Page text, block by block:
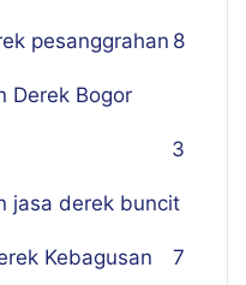
pesanggrahan 8
Derek Bogor
3
jasa derek buncit
7
Kebagusan